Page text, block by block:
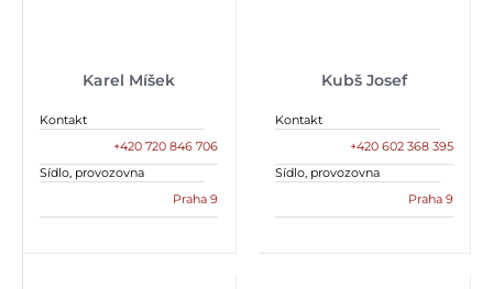
Karel Míšek
Kontakt
+420 720 846 706
Sídlo, provozovna
Praha 9
Kubš Josef
Kontakt
+420 602 368 395
Sídlo, provozovna
Praha 9